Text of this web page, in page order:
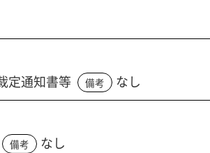
定通知書等 備考
なし
備考
なし